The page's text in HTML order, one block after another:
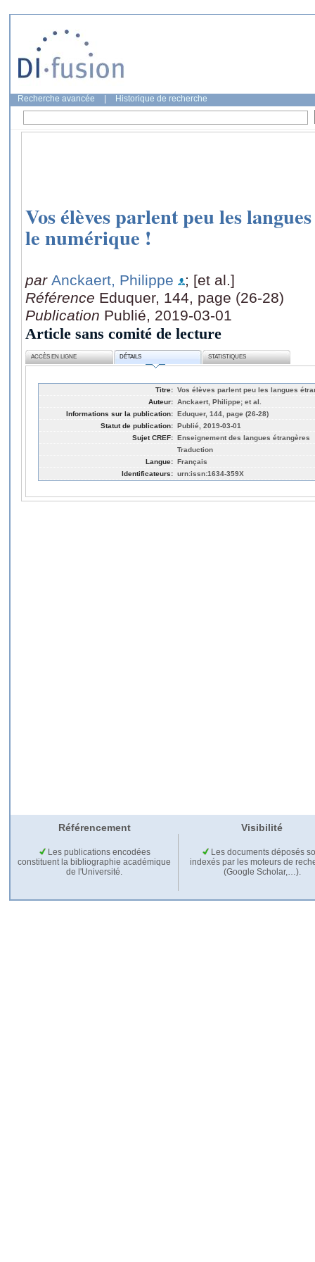
Recherche avancée Historique de recherche
Vos élèves parlent peu les
le numérique !
par Anckaert, Philippe
; [et al.]
Référence Eduquer, 144, page (26-28)
Publication Publié, 2019-03-01
Article sans comité de lecture
ACCÈS EN LIGNE DÉTAILS STATISTIQUES
Titre: Vos élèves parlent peu les langues
Auteur: Anckaert, Philippe; et al.
Informations sur la publication: Eduquer, 144, page (26-28)
Statut de publication: Publié, 2019-03-01
Sujet CREF: Enseignement des langues étrangères
Traduction
Langue: Français
Identificateurs: urn:issn:1634-359X
Référencement Visibilité
Les publications encodées
constituent la bibliographie académique
de l'Université.
Les documents déposés
indexés par les moteurs de
(Google Scholar,…).